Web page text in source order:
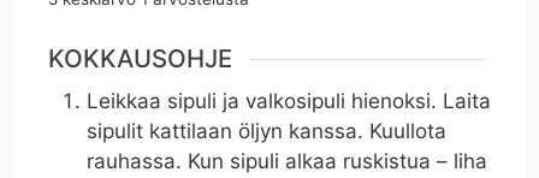
KOKKAUSOHJE
Leikkaa sipuli ja valkosipuli hienoksi. Laita
sipulit kattilaan öljyn kanssa. Kuullota
rauhassa. Kun sipuli alkaa ruskistua – liha